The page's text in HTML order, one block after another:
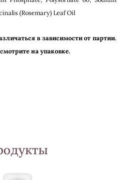
(Rosemary) Leaf Oil
в зависимости от партии.
на упаковке.